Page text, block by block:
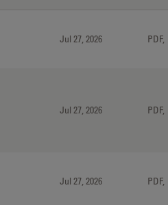
Jul 27, 2026
Jul 27, 2026
Jul 27, 2026